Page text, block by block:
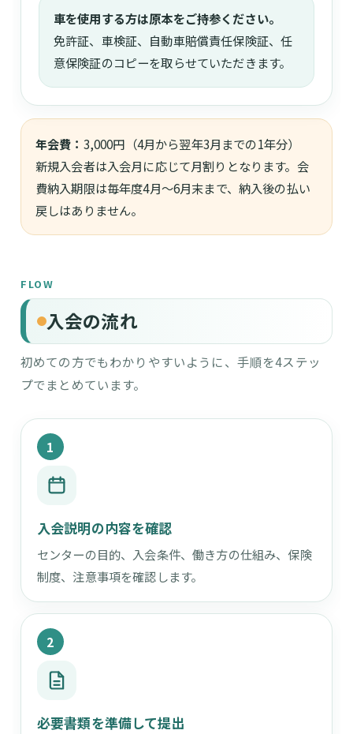
車を使用する方は原本をご持参ください。
免許証、車検証、自動車賠償責任保険証、任
意保険証のコピーを取らせていただきます。
年会費： 3,000円（4月から翌年3月までの1年分）
新規入会者は入会月に応じて月割りとなります。会
費納入期限は毎年度4月〜6月末まで、納入後の払い
戻しはありません。
FLOW
入会の流れ
初めての方でもわかりやすいように、手順を4ステッ
プでまとめています。
1
入会説明の内容を確認
センターの目的、入会条件、働き方の仕組み、保険
制度、注意事項を確認します。
2
必要書類を準備して提出